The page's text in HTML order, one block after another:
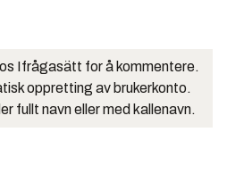
Ifrågasätt for å kommentere.
oppretting av brukerkonto.
fullt navn eller med kallenavn.